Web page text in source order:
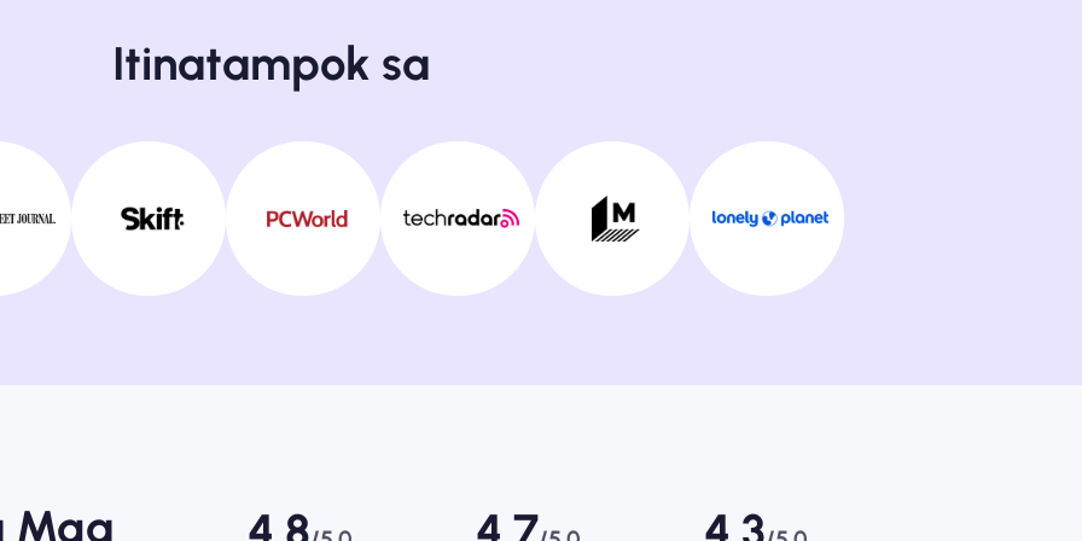
Itinatampok sa
Mga